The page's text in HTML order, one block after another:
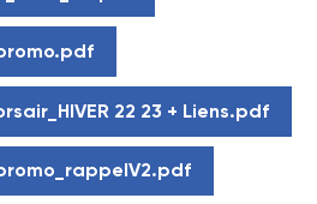
22 23 + Liens.pdf